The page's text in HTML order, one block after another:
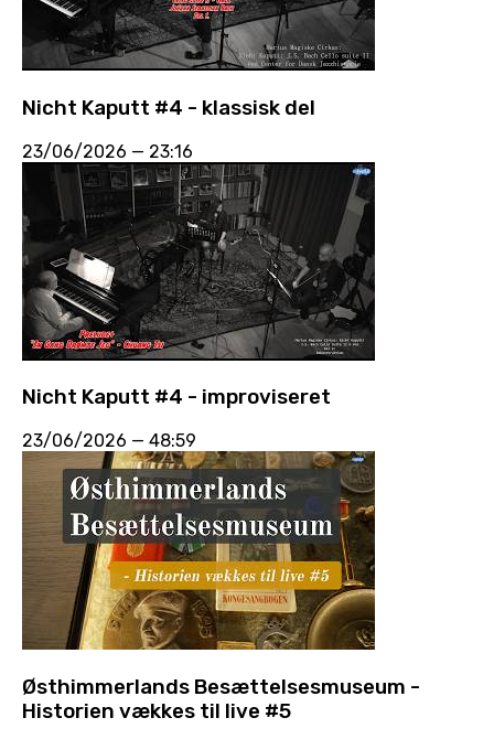
Nicht Kaputt #4 - klassisk del
23/06/2026 — 23:16
Nicht Kaputt #4 - improviseret
23/06/2026 — 48:59
Østhimmerlands Besættelsesmuseum -
Historien vækkes til live #5